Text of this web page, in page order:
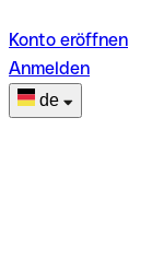
Konto eröffnen
Anmelden
de